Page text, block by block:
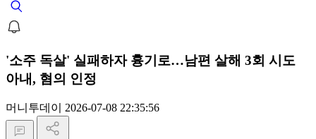
'소주 독살' 실패하자 흉기로…남편 살해 3회 시도
아내, 혐의 인정
머니투데이 2026-07-08 22:35:56